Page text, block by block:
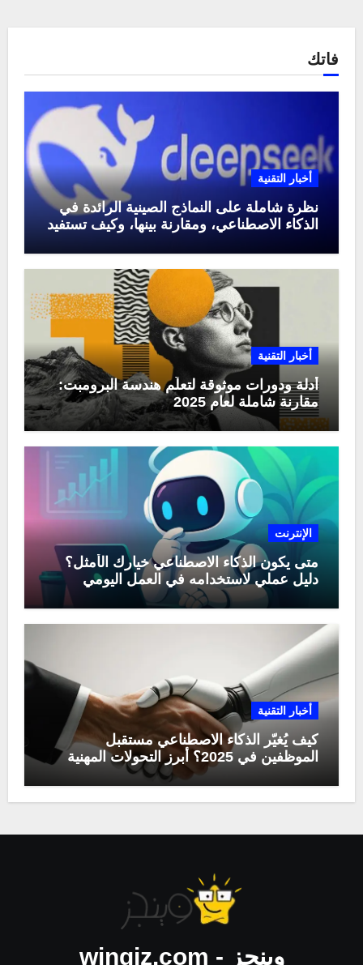
فاتك
أخبار التقنية
نظرة شاملة على النماذج الصينية الرائدة في
الذكاء الاصطناعي، ومقارنة بينها، وكيف تستفيد
أخبار التقنية
أدلة ودورات موثوقة لتعلّم هندسة البرومبت:
مقارنة شاملة لعام 2025
الإنترنت
متى يكون الذكاء الاصطناعي خيارك الأمثل؟
دليل عملي لاستخدامه في العمل اليومي
أخبار التقنية
كيف يُغيّر الذكاء الاصطناعي مستقبل
الموظفين في 2025؟ أبرز التحولات المهنية
وينجز - wingiz.com